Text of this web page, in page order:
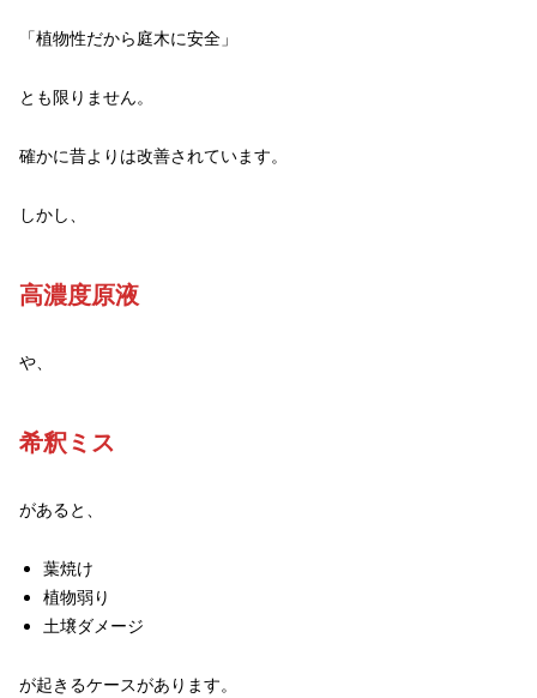
「植物性だから庭木に安全」
とも限りません。
確かに昔よりは改善されています。
しかし、
高濃度原液
や、
希釈ミス
があると、
葉焼け
植物弱り
土壌ダメージ
が起きるケースがあります。